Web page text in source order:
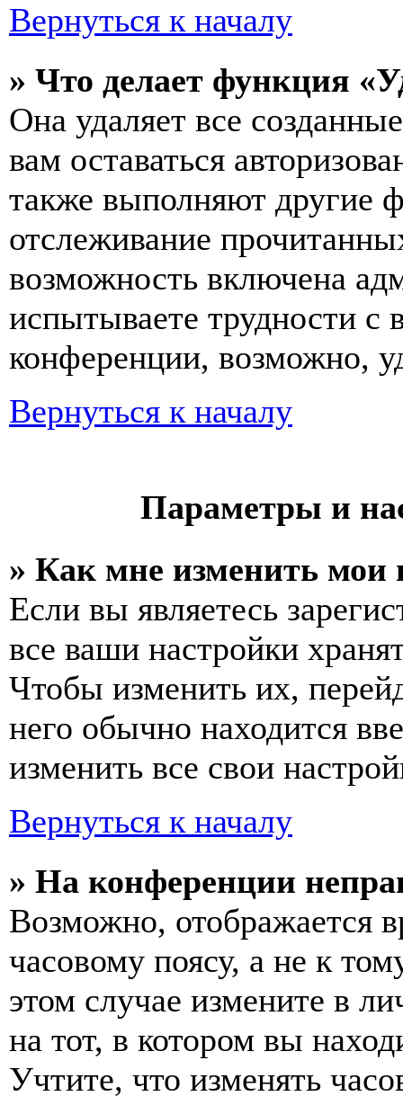
Вернуться к началу
» Что делает функция
Она удаляет все
вам оставаться
также выполняют другие
отслеживание
возможность включена
испытываете трудности с
конференции, возможно,
Вернуться к началу
Параметры и
» Как мне изменить мои
Если вы являетесь
все ваши настройки
Чтобы изменить их,
него обычно находится
изменить все свои
Вернуться к началу
» На конференции
Возможно, отображается
часовому поясу, а не к
этом случае измените в
на тот, в котором вы
Учтите, что изменять